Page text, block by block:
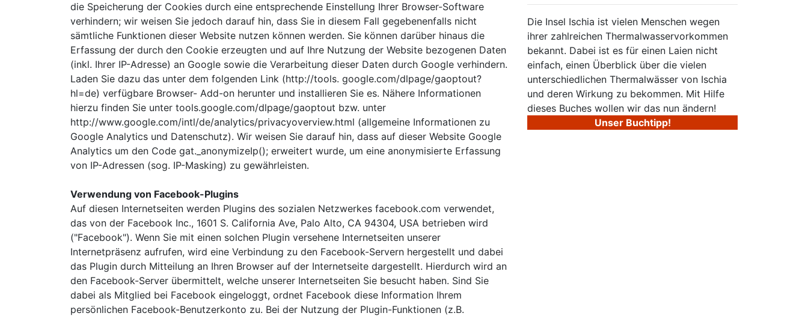
die Speicherung der Cookies durch eine entsprechende Einstellung Ihrer Browser-Software
verhindern; wir weisen Sie jedoch darauf hin, dass Sie in diesem Fall gegebenenfalls nicht
sämtliche Funktionen dieser Website nutzen können werden. Sie können darüber hinaus die
Erfassung der durch den Cookie erzeugten und auf Ihre Nutzung der Website bezogenen Daten
(inkl. Ihrer IP-Adresse) an Google sowie die Verarbeitung dieser Daten durch Google verhindern.
Laden Sie dazu das unter dem folgenden Link (http://tools. google.com/dlpage/gaoptout?
hl=de) verfügbare Browser- Add-on herunter und installieren Sie es. Nähere Informationen
hierzu finden Sie unter tools.google.com/dlpage/gaoptout bzw. unter
http://www.google.com/intl/de/analytics/privacyoverview.html (allgemeine Informationen zu
Google Analytics und Datenschutz). Wir weisen Sie darauf hin, dass auf dieser Website Google
Analytics um den Code gat._anonymizeIp(); erweitert wurde, um eine anonymisierte Erfassung
von IP-Adressen (sog. IP-Masking) zu gewährleisten.
Verwendung von Facebook-Plugins
Auf diesen Internetseiten werden Plugins des sozialen Netzwerkes facebook.com verwendet,
das von der Facebook Inc., 1601 S. California Ave, Palo Alto, CA 94304, USA betrieben wird
("Facebook"). Wenn Sie mit einen solchen Plugin versehene Internetseiten unserer
Internetpräsenz aufrufen, wird eine Verbindung zu den Facebook-Servern hergestellt und dabei
das Plugin durch Mitteilung an Ihren Browser auf der Internetseite dargestellt. Hierdurch wird an
den Facebook-Server übermittelt, welche unserer Internetseiten Sie besucht haben. Sind Sie
dabei als Mitglied bei Facebook eingeloggt, ordnet Facebook diese Information Ihrem
persönlichen Facebook-Benutzerkonto zu. Bei der Nutzung der Plugin-Funktionen (z.B.
Die Insel Ischia ist vielen Menschen wegen
ihrer zahlreichen Thermalwasservorkommen
bekannt. Dabei ist es für einen Laien nicht
einfach, einen Überblick über die vielen
unterschiedlichen Thermalwässer von Ischia
und deren Wirkung zu bekommen. Mit Hilfe
dieses Buches wollen wir das nun ändern!
Unser Buchtipp!